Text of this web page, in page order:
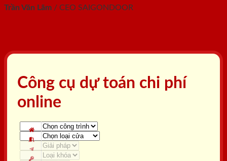
Trần Văn Lãm / CEO SAIGONDOOR
Công cụ dự toán chi phí
online